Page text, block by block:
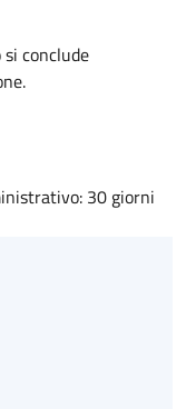
conclude
30 giorni